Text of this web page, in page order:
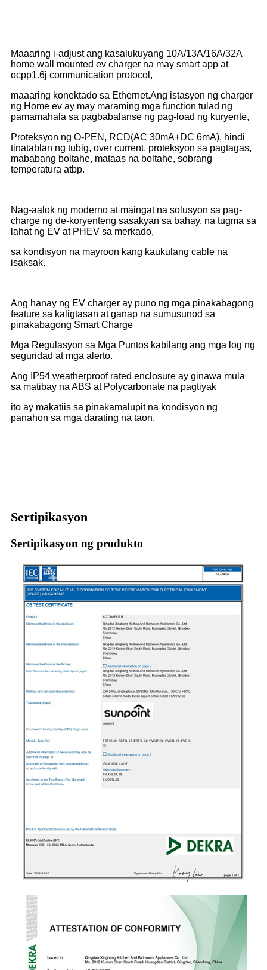
Maaaring i-adjust ang kasalukuyang 10A/13A/16A/32A
home wall mounted ev charger na may smart app at
ocpp1.6j communication protocol,
maaaring konektado sa Ethernet.Ang istasyon ng charger
ng Home ev ay may maraming mga function tulad ng
pamamahala sa pagbabalanse ng pag-load ng kuryente,
Proteksyon ng O-PEN, RCD(AC 30mA+DC 6mA), hindi
tinatablan ng tubig, over current, proteksyon sa pagtagas,
mababang boltahe, mataas na boltahe, sobrang
temperatura atbp.
Nag-aalok ng moderno at maingat na solusyon sa pag-
charge ng de-koryenteng sasakyan sa bahay, na tugma sa
lahat ng EV at PHEV sa merkado,
sa kondisyon na mayroon kang kaukulang cable na
isaksak.
Ang hanay ng EV charger ay puno ng mga pinakabagong
feature sa kaligtasan at ganap na sumusunod sa
pinakabagong Smart Charge
Mga Regulasyon sa Mga Puntos kabilang ang mga log ng
seguridad at mga alerto.
Ang IP54 weatherproof rated enclosure ay ginawa mula
sa matibay na ABS at Polycarbonate na pagtiyak
ito ay makatiis sa pinakamalupit na kondisyon ng
panahon sa mga darating na taon.
Sertipikasyon
Sertipikasyon ng produkto